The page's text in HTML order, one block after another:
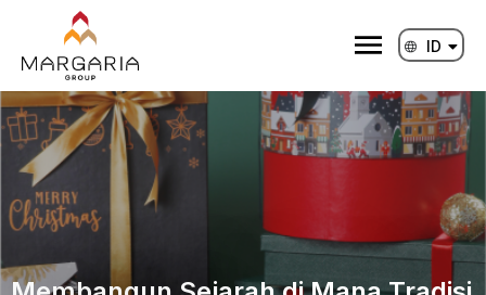
konten
ID
EN